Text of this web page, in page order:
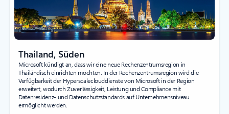
Thailand, Süden
Microsoft kündigt an, dass wir eine neue Rechenzentrumsregion in
Thailändisch einrichten möchten. In der Rechenzentrumsregion wird die
Verfügbarkeit der Hyperscaleclouddienste von Microsoft in der Region
erweitert, wodurch Zuverlässigkeit, Leistung und Compliance mit
Datenresidenz- und Datenschutzstandards auf Unternehmensniveau
ermöglicht werden.